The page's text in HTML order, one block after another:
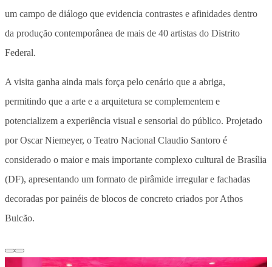
um campo de diálogo que evidencia contrastes e afinidades dentro
da produção contemporânea de mais de 40 artistas do Distrito
Federal.
A visita ganha ainda mais força pelo cenário que a abriga,
permitindo que a arte e a arquitetura se complementem e
potencializem a experiência visual e sensorial do público. Projetado
por Oscar Niemeyer, o Teatro Nacional Claudio Santoro é
considerado o maior e mais importante complexo cultural de Brasília
(DF), apresentando um formato de pirâmide irregular e fachadas
decoradas por painéis de blocos de concreto criados por Athos
Bulcão.